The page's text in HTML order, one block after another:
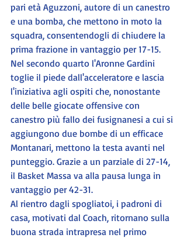
pari età Aguzzoni, autore di un canestro
e una bomba, che mettono in moto la
squadra, consentendogli di chiudere la
prima frazione in vantaggio per 17-15.
Nel secondo quarto l'Aronne Gardini
toglie il piede dall'acceleratore e lascia
l'iniziativa agli ospiti che, nonostante
delle belle giocate offensive con
canestro più fallo dei fusignanesi a cui si
aggiungono due bombe di un efficace
Montanari, mettono la testa avanti nel
punteggio. Grazie a un parziale di 27-14,
il Basket Massa va alla pausa lunga in
vantaggio per 42-31.
Al rientro dagli spogliatoi, i padroni di
casa, motivati dal Coach, ritornano sulla
buona strada intrapresa nel primo